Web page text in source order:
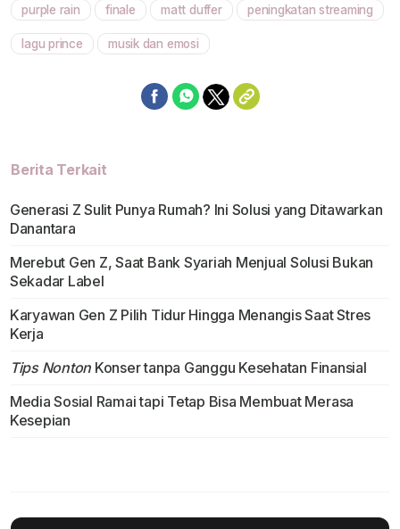
purple rain finale matt duffer peningkatan streaming
lagu prince musik dan emosi
Berita Terkait
Generasi Z Sulit Punya Rumah? Ini Solusi yang Ditawarkan
Danantara
Merebut Gen Z, Saat Bank Syariah Menjual Solusi Bukan
Sekadar Label
Karyawan Gen Z Pilih Tidur Hingga Menangis Saat Stres
Kerja
Tips Nonton Konser tanpa Ganggu Kesehatan Finansial
Media Sosial Ramai tapi Tetap Bisa Membuat Merasa
Kesepian